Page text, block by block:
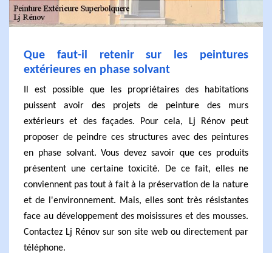
Que faut-il retenir sur les peintures
extérieures en phase solvant
Il est possible que les propriétaires des habitations
puissent avoir des projets de peinture des murs
extérieurs et des façades. Pour cela, Lj Rénov peut
proposer de peindre ces structures avec des peintures
en phase solvant. Vous devez savoir que ces produits
présentent une certaine toxicité. De ce fait, elles ne
conviennent pas tout à fait à la préservation de la nature
et de l'environnement. Mais, elles sont très résistantes
face au développement des moisissures et des mousses.
Contactez Lj Rénov sur son site web ou directement par
téléphone.